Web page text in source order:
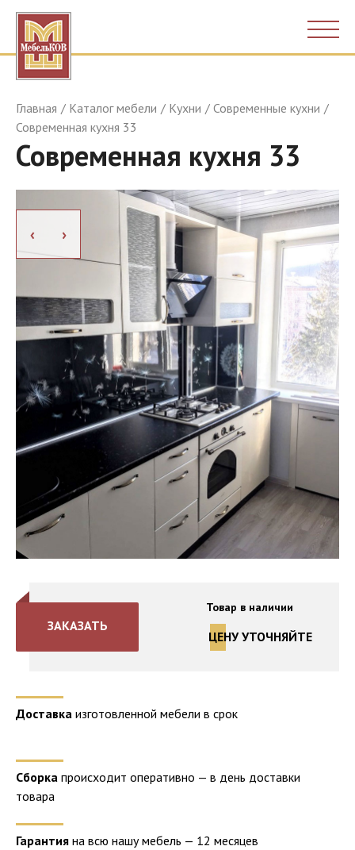
Главная Каталог мебели Кухни
Современные кухни
Современная кухня 33
Современная кухня 33
› ›
Товар в наличии
ЦЕНУ УТОЧНЯЙТЕ
ЗАКАЗАТЬ
Доставка изготовленной мебели в срок
Сборка происходит оперативно — в день доставки
товара
Гарантия на всю нашу мебель — 12 месяцев